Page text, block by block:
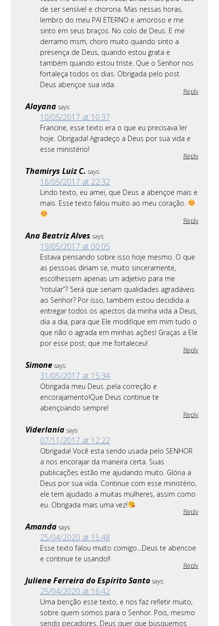
de ser sensível e chorona. Mas nessas horas,
lembro do meu PAI ETERNO e amoroso e me
sinto em seus braços. No colo de Deus. E me
derramo msm, choro muito quando sinto a
presença de Deus, quando estou grata e
também quando estou triste. Que o Senhor nos
fortaleça todos os dias. Obrigada pelo post.
Deus abençoe sua vida.
Reply
Alayana says:
10/05/2017 at 10:37
Francine, esse texto era o que eu precisava ler
hoje. Obrigada! Agradeço a Deus por sua vida e
esse ministério!
Reply
Thamirys Luiz C. says:
16/05/2017 at 22:32
Lindo texto, eu amei, que Deus a abençoe mais e
mais. Esse texto falou muito ao meu coração.
Reply
Ana Beatriz Alves says:
19/05/2017 at 00:05
Estava pensando sobre isso hoje mesmo. O que
as pessoas diriam se, muito sinceramente,
escolhessem apenas um adjetivo para me
“rotular”? Será que seriam qualidades agradáveis
ao Senhor? Por isso, também estou decidida a
entregar todos os apectos da minha vida a Deus,
dia a dia, para que Ele modifique em mim tudo o
que não o agrada em minhas ações! Graças a Ele
por esse post, que me fortaleceu!
Reply
Simone says:
31/05/2017 at 15:34
Obrigada meu Deus ,pela correção e
encorajamento!Que Deus continue te
abençoando sempre!
Reply
Viderlania says:
07/11/2017 at 12:22
Obrigada! Você esta sendo usada pelo SENHOR
a nos encorajar da maneira certa. Suas
publicações estão me ajudando muito. Glória a
Deus por sua vida. Continue com esse ministério,
ele tem ajudado a muitas mulheres, assim como
eu. Obrigada mais uma vez!
Reply
Amanda says:
25/04/2020 at 15:48
Esse texto falou muito comigo…Deus te abencoe
e continue te usando!!
Reply
Juliene Ferreira do Espírito Santo says:
25/04/2020 at 16:42
Uma benção esse texto, e nos faz refletir muito,
sobre quem somos para o Senhor. Pois, mesmo
sendo pecadores, Deus quer que busquemos